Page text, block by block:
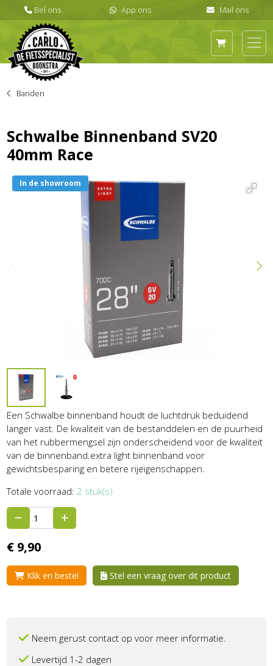
Banden
Schwalbe Binnenband SV20
40mm Race
In de showroom
Een Schwalbe binnenband houdt de luchtdruk beduidend
langer vast. De kwaliteit van de bestanddelen en de puurheid
van het rubbermengsel zijn onderscheidend voor de kwaliteit
van de binnenband.extra light binnenband voor
gewichtsbesparing en betere rijeigenschappen.
Totale voorraad:2 stuk(s)
€ 9,90
Klik en bestel Stel een vraag over dit product
Neem gerust contact op voor meer informatie.
Levertijd 1-2 dagen